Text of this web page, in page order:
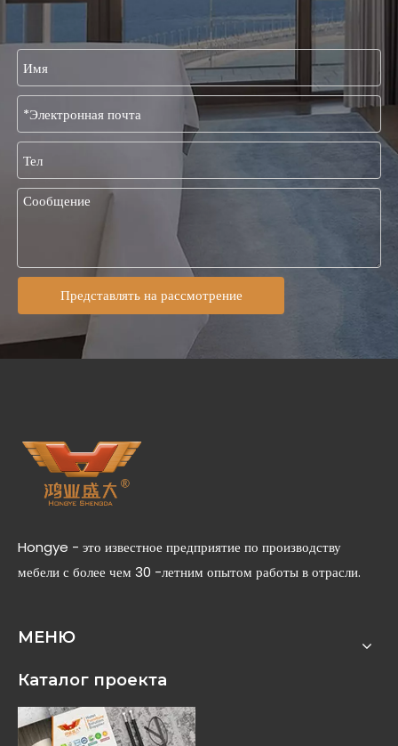
Представлять на рассмотрение
Hongye - это известное предприятие по производству
мебели с более чем 30 -летним опытом работы в отрасли.
МЕНЮ
Каталог проекта